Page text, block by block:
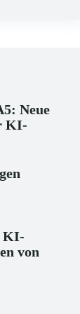
Neue
KI-
KI-
von